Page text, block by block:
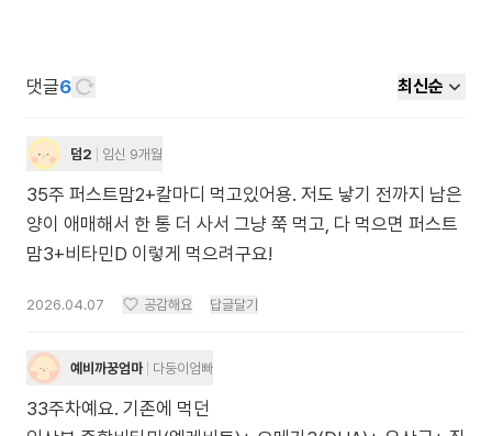
댓글6 최신순
덤2 임신 9개월
35주 퍼스트맘2+칼마디 먹고있어용. 저도 낳기 전까지 남은
양이 애매해서 한 통 더 사서 그냥 쭉 먹고, 다 먹으면 퍼스트
맘3+비타민D 이렇게 먹으려구요!
2026.04.07 공감해요 답글달기
예비까꿍엄마 다둥이엄빠
33주차예요. 기존에 먹던